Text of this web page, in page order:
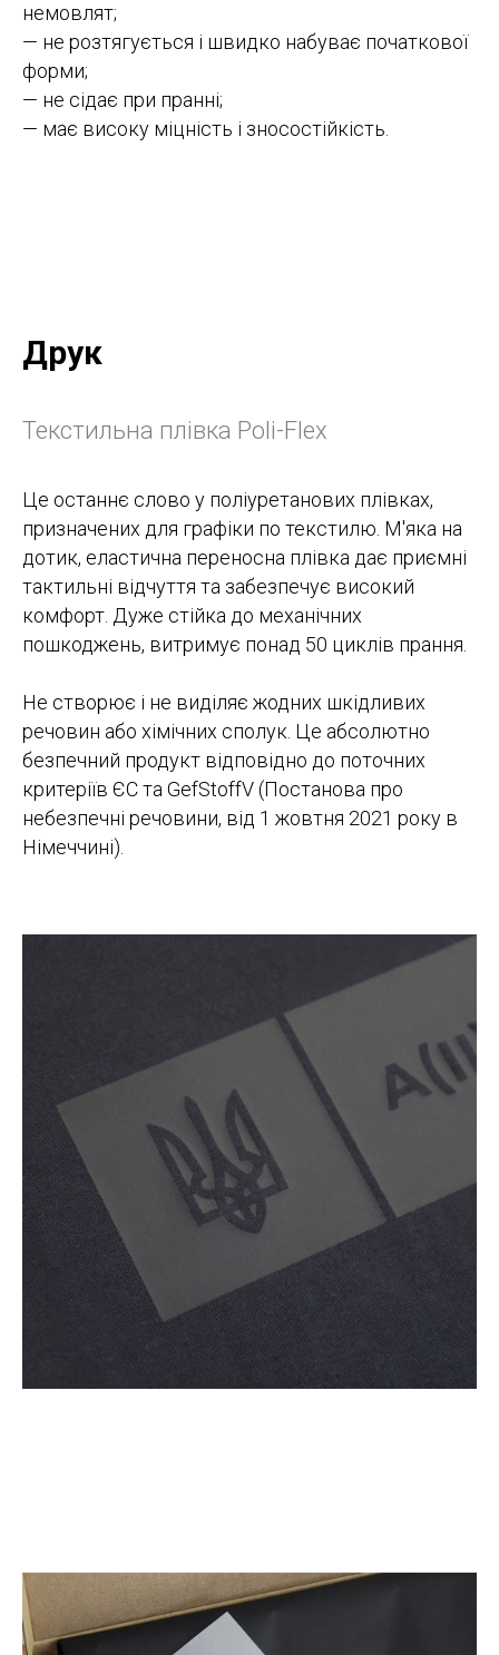
немовлят;
— не розтягується і швидко набуває початкової
форми;
— не сідає при пранні;
— має високу міцність і зносостійкість.
Друк
Текстильна плівка Poli-Flex
Це останнє слово у поліуретанових плівках,
призначених для графіки по текстилю. М'яка на
дотик, еластична переносна плівка дає приємні
тактильні відчуття та забезпечує високий
комфорт. Дуже стійка до механічних
пошкоджень, витримує понад 50 циклів прання.
Не створює і не виділяє жодних шкідливих
речовин або хімічних сполук. Це абсолютно
безпечний продукт відповідно до поточних
критеріїв ЄС та GefStoffV (Постанова про
небезпечні речовини, від 1 жовтня 2021 року в
Німеччині).